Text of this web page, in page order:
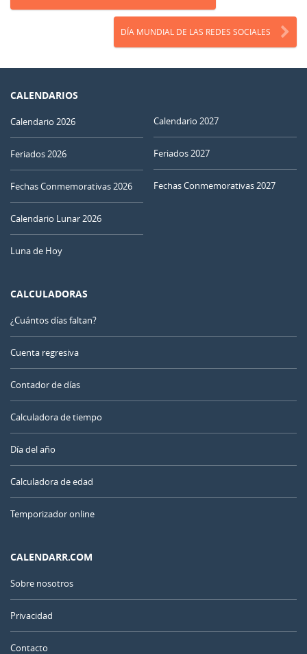
DÍA MUNDIAL DE LAS REDES SOCIALES
CALENDARIOS
Calendario 2026
Feriados 2026
Fechas Conmemorativas 2026
Calendario Lunar 2026
Luna de Hoy
Calendario 2027
Feriados 2027
Fechas Conmemorativas 2027
CALCULADORAS
¿Cuántos días faltan?
Cuenta regresiva
Contador de días
Calculadora de tiempo
Día del año
Calculadora de edad
Temporizador online
CALENDARR.COM
Sobre nosotros
Privacidad
Contacto